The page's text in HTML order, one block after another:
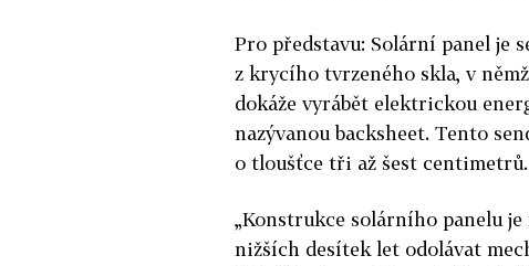
Pro představu: Solární panel je
z krycího tvrzeného skla, v
dokáže vyrábět elektrickou
nazývanou backsheet. Tento
o tloušťce tři až šest centimetrů.
„Konstrukce solárního panelu
nižších desítek let odolávat